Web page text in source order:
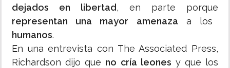
dejados en libertad, en parte porque
representan una mayor amenaza a los
humanos.
En una entrevista con The Associated Press,
Richardson dijo que no cría leones y que los